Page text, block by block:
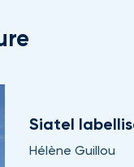
Siatel
Hélène Guillou